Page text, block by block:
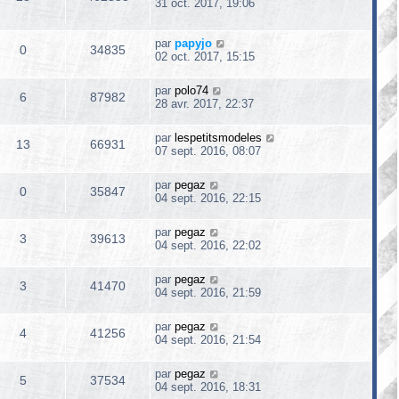
31 oct. 2017, 19:06
0 34835 par papyjo
02 oct. 2017, 15:15
6 87982 par polo74
28 avr. 2017, 22:37
13 66931 par lespetitsmodeles
07 sept. 2016, 08:07
0 35847 par pegaz
04 sept. 2016, 22:15
3 39613 par pegaz
04 sept. 2016, 22:02
3 41470 par pegaz
04 sept. 2016, 21:59
4 41256 par pegaz
04 sept. 2016, 21:54
5 37534 par pegaz
04 sept. 2016, 18:31